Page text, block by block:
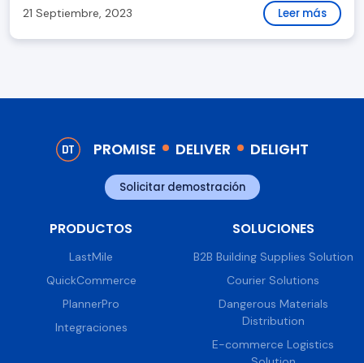
21 Septiembre, 2023 Leer más
PROMISE DELIVER DELIGHT
Solicitar demostración
PRODUCTOS
LastMile
QuickCommerce
PlannerPro
Integraciones
SOLUCIONES
B2B Building Supplies Solution
Courier Solutions
Dangerous Materials
Distribution
E-commerce Logistics